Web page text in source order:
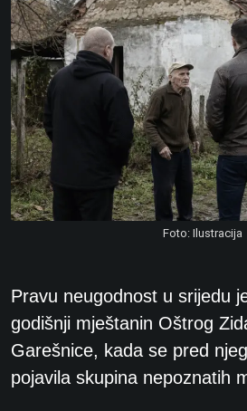
Foto: Ilustracija
Pravu neugodnost u srijedu
godišnji mještanin Oštrog
Garešnice, kada se pred
pojavila skupina nepoznatih